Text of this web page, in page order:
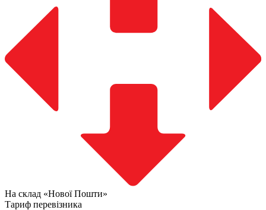
На склад «Нової Пошти»
Тариф перевізника